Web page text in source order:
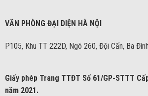
VĂN PHÒNG ĐẠI DIỆN HÀ NỘI
P105, Khu TT 222D, Ngõ 260, Đội Cấn, Ba
Giấy phép Trang TTĐT Số 61/GP-STTT
năm 2021.